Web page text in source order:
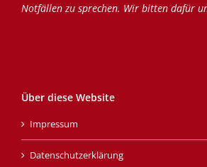
Notfällen zu sprechen. Wir bitten dafür
Über diese Website
Impressum
Datenschutzerklärung